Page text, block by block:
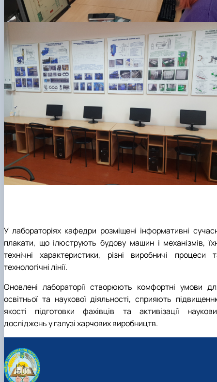
У лабораторіях кафедри розміщені інформативні
плакати, що ілюструють будову машин і механізмів,
технічні характеристики, різні виробничі процеси
технологічні лінії.
Оновлені лабораторії створюють комфортні умови
освітньої та наукової діяльності, сприяють
якості підготовки фахівців та активізації
досліджень у галузі харчових виробництв.